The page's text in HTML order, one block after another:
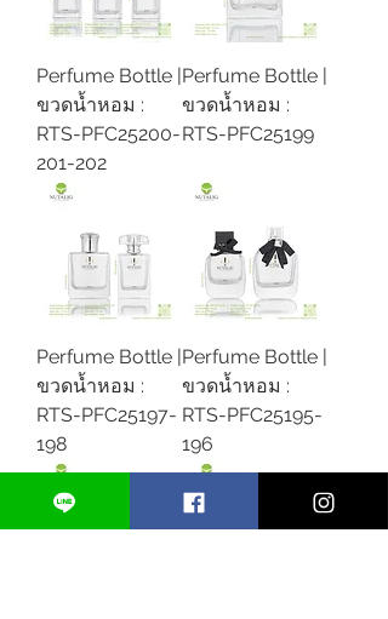
Perfume Bottle |
ขวดน้ำหอม :
RTS-PFC25200-
201-202
Perfume Bottle |
ขวดน้ำหอม :
RTS-PFC25199
Perfume Bottle |
ขวดน้ำหอม :
RTS-PFC25197-
198
Perfume Bottle |
ขวดน้ำหอม :
RTS-PFC25195-
196